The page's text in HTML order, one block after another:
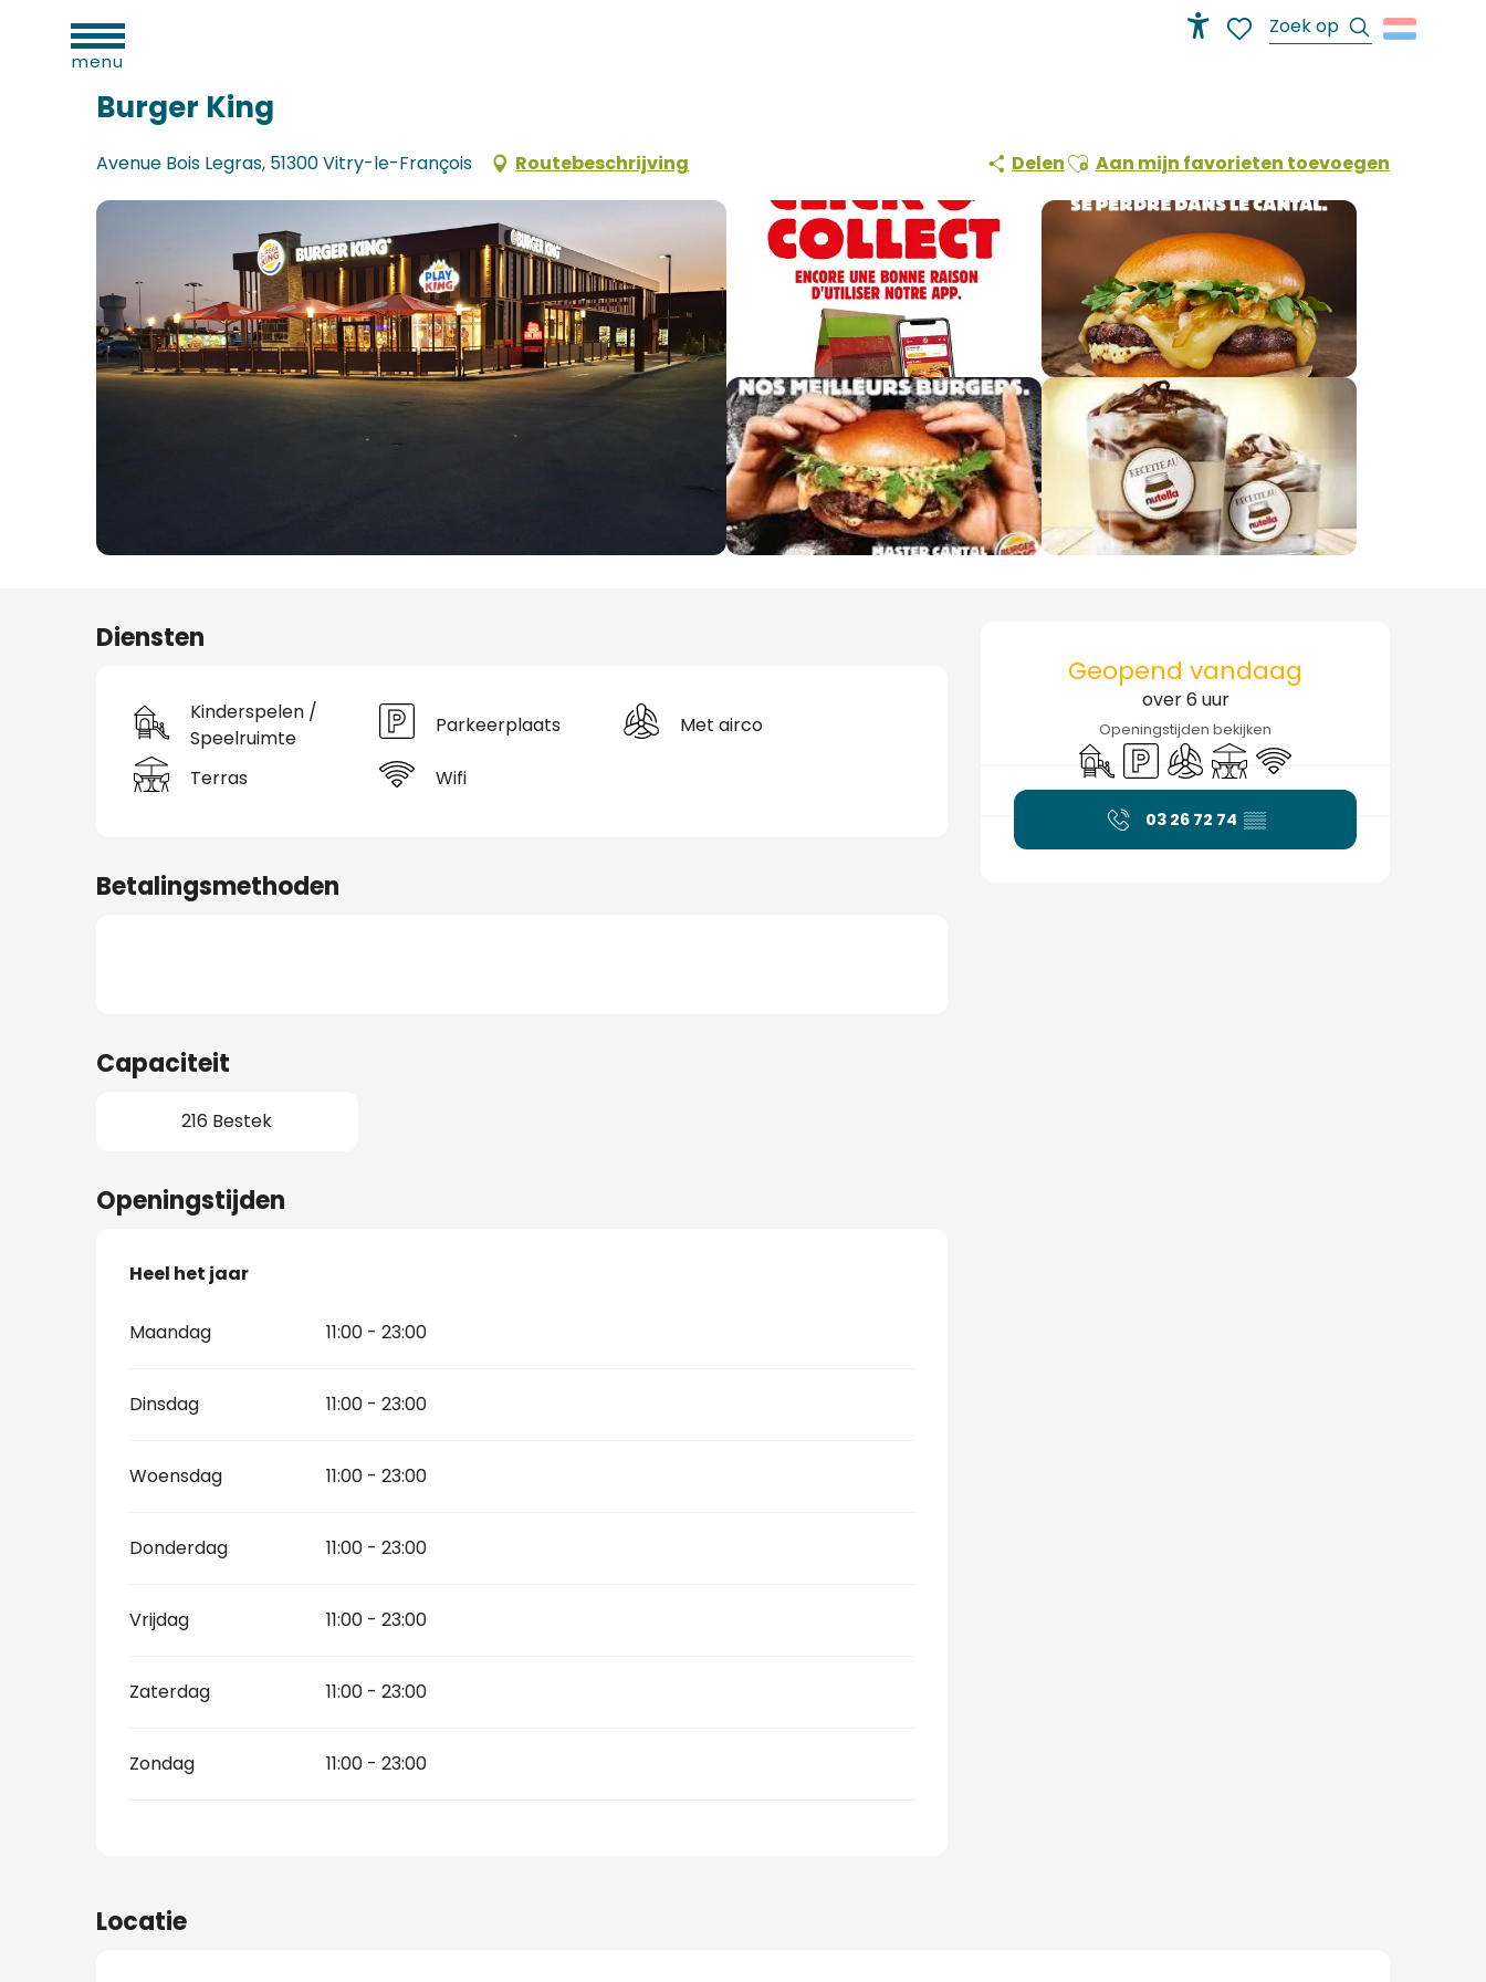
contenu
Zoek op
menu
Home
Burger King
Avenue Bois Legras, 51300 Vitry-le-François Routebeschrijving DelenAjouter aux favoris
Aan mijn favorieten toevoegen
Openingstijden en
Geopend vandaag
over 6 uur
Openingstijden bekijken
Kinderspelen / Speelruimte
Parkeerplaats
Met airco
TerrasWifi
03 26 72 74 ▒▒
Diensten
Kinderspelen /
Speelruimte
Parkeerplaats Met airco
Terras Wifi
Betalingsmethoden
Capaciteit
216 Bestek
Openingstijden
Heel het jaar
Heel het jaar
Maandag 11:00 - 23:00
Dinsdag 11:00 - 23:00
Woensdag 11:00 - 23:00
Donderdag 11:00 - 23:00
Vrijdag 11:00 - 23:00
Zaterdag 11:00 - 23:00
Zondag 11:00 - 23:00
Locatie